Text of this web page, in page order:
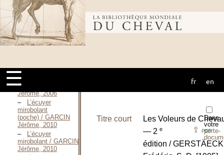
Bibliothèque
mondiale du
cheval
☰ fr en
cheval / GARCIN
Jérôme, 1998
Perspectives
cavalières
(poche) / GARCIN
Jérôme, 2003
Jérôme, 2004
seul / GARCIN
Jérôme, 2006
L’écuyer
mirobolant
(poche) / GARCIN
Jérôme, 2010
L’écuyer
mirobolant / GARCIN
Jérôme, 2010
Dans
votre
porte-
⇪ PDF
Titre court
Les Voleurs de
— 2 e
édition /